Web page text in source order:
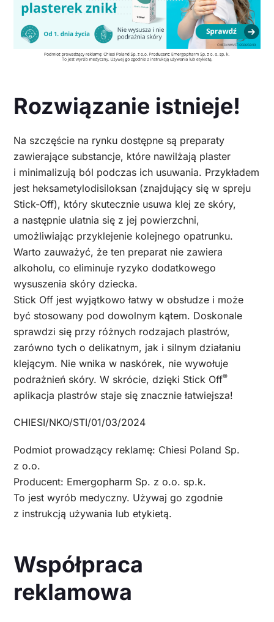
Rozwiązanie istnieje!
Na szczęście na rynku dostępne są preparaty
zawierające substancje, które nawilżają plaster
i minimalizują ból podczas ich usuwania. Przykładem
jest heksametylodisiloksan (znajdujący się w spreju
Stick-Off), który skutecznie usuwa klej ze skóry,
a następnie ulatnia się z jej powierzchni,
umożliwiając przyklejenie kolejnego opatrunku.
Warto zauważyć, że ten preparat nie zawiera
alkoholu, co eliminuje ryzyko dodatkowego
wysuszenia skóry dziecka.
Stick Off jest wyjątkowo łatwy w obsłudze i może
być stosowany pod dowolnym kątem. Doskonale
sprawdzi się przy różnych rodzajach plastrów,
zarówno tych o delikatnym, jak i silnym działaniu
klejącym. Nie wnika w naskórek, nie wywołuje
podrażnień skóry. W skrócie, dzięki Stick Off®
aplikacja plastrów staje się znacznie łatwiejsza!
CHIESI/NKO/STI/01/03/2024
Podmiot prowadzący reklamę: Chiesi Poland Sp.
z o.o.
Producent: Emergopharm Sp. z o.o. sp.k.
To jest wyrób medyczny. Używaj go zgodnie
z instrukcją używania lub etykietą.
Współpraca
reklamowa